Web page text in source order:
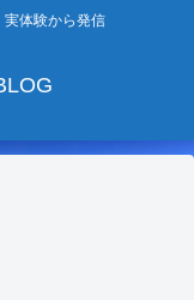
実体験から発信